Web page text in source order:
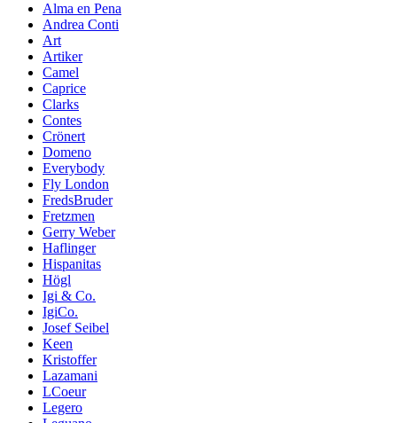
Alma en Pena
Andrea Conti
Art
Artiker
Camel
Caprice
Clarks
Contes
Crönert
Domeno
Everybody
Fly London
FredsBruder
Fretzmen
Gerry Weber
Haflinger
Hispanitas
Högl
Igi & Co.
IgiCo.
Josef Seibel
Keen
Kristoffer
Lazamani
LCoeur
Legero